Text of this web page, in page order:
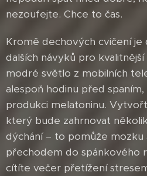
nezoufejte. Chce to čas.
Kromě dechových cvičení
dalších návyků pro
modré světlo z mobilních
alespoň hodinu před
produkci melatoninu.
který bude zahrnovat
dýchání – to pomůže mozku
přechodem do spánkového
cítíte večer přetížení